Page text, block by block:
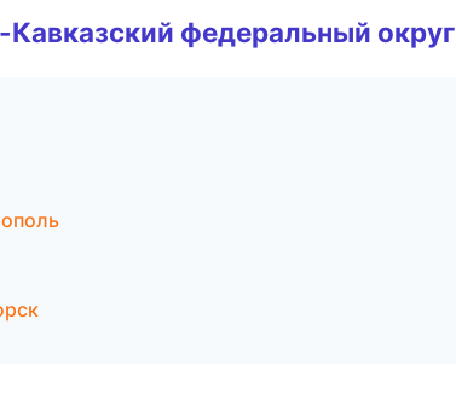
федеральный округ